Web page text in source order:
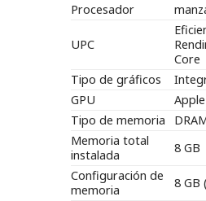
Procesador
UPC
Core
Tipo de gráficos
GPU
Tipo de memoria
Memoria total
instalada
8 GB
Configuración de
memoria
8 GB